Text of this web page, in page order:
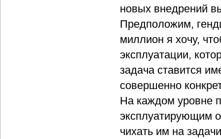
новых внедрений
Предположим,
миллион я хочу,
эксплуатации,
задача ставится
совершенно
На каждом уровне
эксплуатирующим
чихать им на